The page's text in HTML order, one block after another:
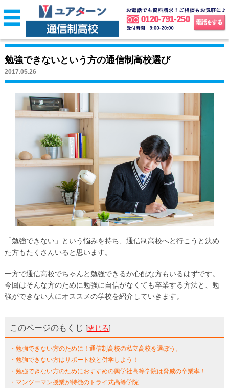
勉強できないという方の通信制高校選び
2017.05.26
「勉強できない」という悩みを持ち、通信制高校へと行こうと決め
た方もたくさんいると思います。
一方で通信高校でちゃんと勉強できるか心配な方もいるはずです。
今回はそんな方のために勉強に自信がなくても卒業する方法と、勉
強ができない人にオススメの学校を紹介していきます。
このページのもくじ [閉じる]
・勉強できない方のために！通信制高校の私立高校を選ぼう。
・勉強できない方はサポート校と併学しよう！
・勉強できない方のためにおすすめの興学社高等学院は脅威の卒業率！
・マンツーマン授業が特徴のトライ式高等学院